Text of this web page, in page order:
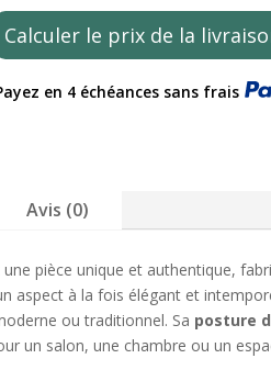
Calculer le prix de la
en 4 échéances sans frais
Avis (0)
pièce unique et authentique,
aspect à la fois élégant et
ou traditionnel. Sa posture
un salon, une chambre ou un